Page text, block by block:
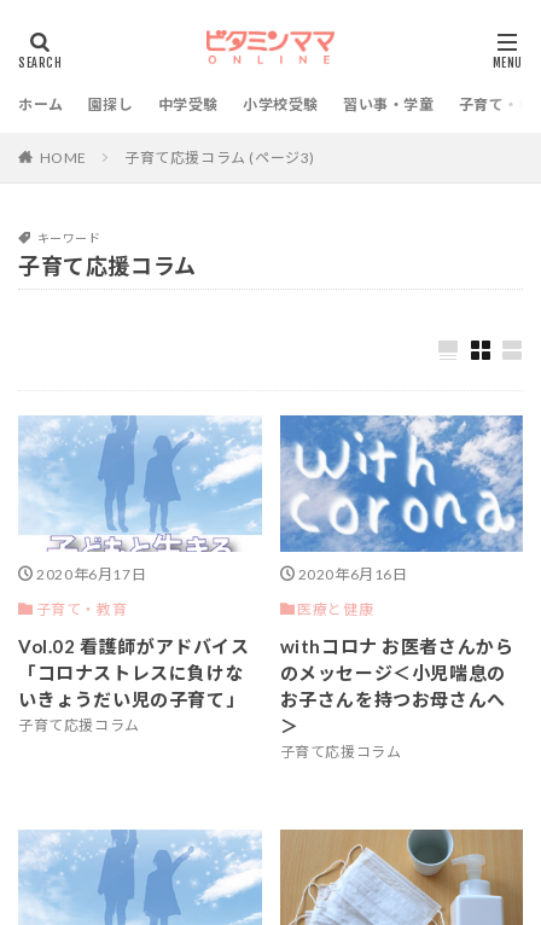
ホーム 園探し 中学受験 小学校受験 習い事・学童 子育て・教
HOME 子育て応援コラム (ページ3)
キーワード
子育て応援コラム
2020年6月17日
子育て・教育
Vol.02 看護師がアドバイス
「コロナストレスに負けな
いきょうだい児の子育て」
子育て応援コラム
2020年6月16日
医療と健康
withコロナ お医者さんから
のメッセージ＜小児喘息の
お子さんを持つお母さんへ
＞
子育て応援コラム